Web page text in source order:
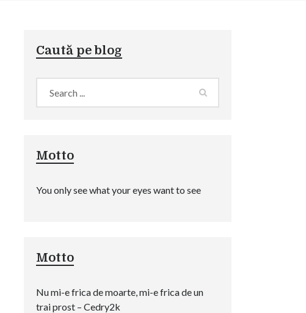
Caută pe blog
Motto
You only see what your eyes want to see
Motto
Nu mi-e frica de moarte, mi-e frica de un
trai prost – Cedry2k